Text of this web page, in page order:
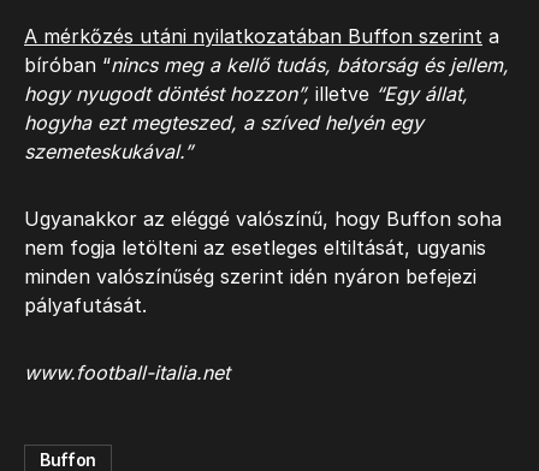
A mérkőzés utáni nyilatkozatában Buffon szerint a
bíróban “nincs meg a kellő tudás, bátorság és jellem,
hogy nyugodt döntést hozzon”, illetve “Egy állat,
hogyha ezt megteszed, a szíved helyén egy
szemeteskukával.”
Ugyanakkor az eléggé valószínű, hogy Buffon soha
nem fogja letölteni az esetleges eltiltását, ugyanis
minden valószínűség szerint idén nyáron befejezi
pályafutását.
www.football-italia.net
Buffon